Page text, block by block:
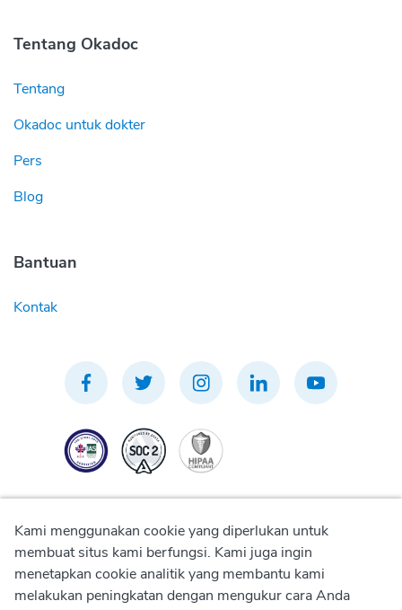
Tentang Okadoc
Tentang
Okadoc untuk dokter
Pers
Blog
Bantuan
Kontak
Kebijakan Privasi
Kami menggunakan cookie yang diperlukan untuk
membuat situs kami berfungsi. Kami juga ingin
menetapkan cookie analitik yang membantu kami
melakukan peningkatan dengan mengukur cara Anda